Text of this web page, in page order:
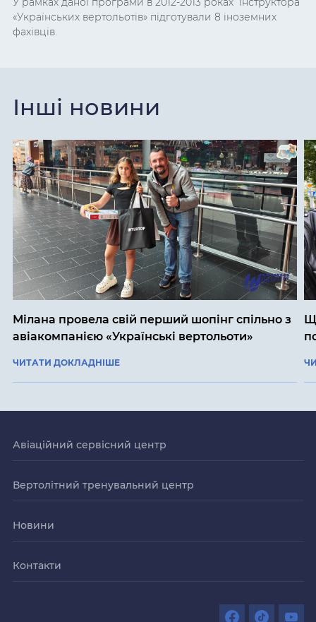
«Українських вертольотів» підготували 8 іноземних
фахівців.
Інші новини
Мілана провела свій перший шопінг спільно з
авіакомпанією «Українські вертольоти»
ЧИТАТИ ДОКЛАДНІШЕ
Авіаційний сервісний центр
Вертолітний тренувальний центр
Новини
Контакти